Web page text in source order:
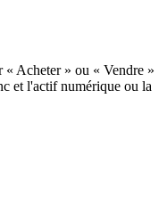
« Acheter » ou « Vendre »
et l'actif numérique ou la